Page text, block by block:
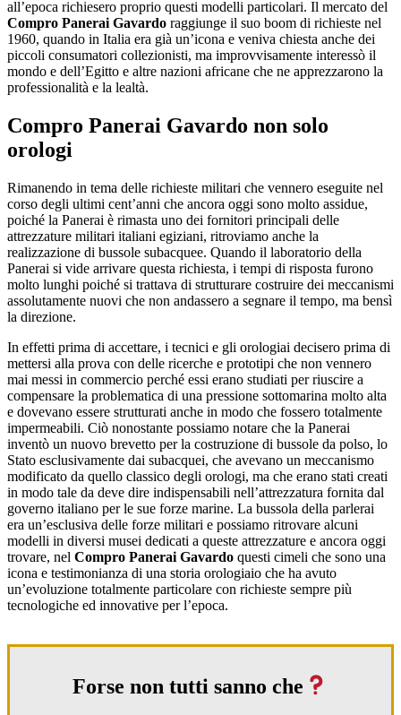
all’epoca richiesero proprio questi modelli particolari. Il mercato del
Compro Panerai Gavardo raggiunge il suo boom di richieste nel
1960, quando in Italia era già un’icona e veniva chiesta anche dei
piccoli consumatori collezionisti, ma improvvisamente interessò il
mondo e dell’Egitto e altre nazioni africane che ne apprezzarono la
professionalità e la lealtà.
Compro Panerai Gavardo non solo
orologi
Rimanendo in tema delle richieste militari che vennero eseguite nel
corso degli ultimi cent’anni che ancora oggi sono molto assidue,
poiché la Panerai è rimasta uno dei fornitori principali delle
attrezzature militari italiani egiziani, ritroviamo anche la
realizzazione di bussole subacquee. Quando il laboratorio della
Panerai si vide arrivare questa richiesta, i tempi di risposta furono
molto lunghi poiché si trattava di strutturare costruire dei meccanismi
assolutamente nuovi che non andassero a segnare il tempo, ma bensì
la direzione.
In effetti prima di accettare, i tecnici e gli orologiai decisero prima di
mettersi alla prova con delle ricerche e prototipi che non vennero
mai messi in commercio perché essi erano studiati per riuscire a
compensare la problematica di una pressione sottomarina molto alta
e dovevano essere strutturati anche in modo che fossero totalmente
impermeabili. Ciò nonostante possiamo notare che la Panerai
inventò un nuovo brevetto per la costruzione di bussole da polso, lo
Stato esclusivamente dai subacquei, che avevano un meccanismo
modificato da quello classico degli orologi, ma che erano stati creati
in modo tale da deve dire indispensabili nell’attrezzatura fornita dal
governo italiano per le sue forze marine. La bussola della parlerai
era un’esclusiva delle forze militari e possiamo ritrovare alcuni
modelli in diversi musei dedicati a queste attrezzature e ancora oggi
trovare, nel Compro Panerai Gavardo questi cimeli che sono una
icona e testimonianza di una storia orologiaio che ha avuto
un’evoluzione totalmente particolare con richieste sempre più
tecnologiche ed innovative per l’epoca.
Forse non tutti sanno che